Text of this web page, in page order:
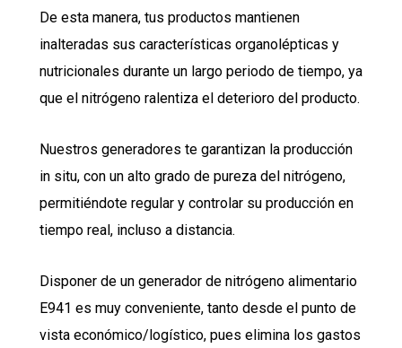
De esta manera, tus productos mantienen
inalteradas sus características organolépticas y
nutricionales durante un largo periodo de tiempo, ya
que el nitrógeno ralentiza el deterioro del producto.
Nuestros generadores te garantizan la producción
in situ, con un alto grado de pureza del nitrógeno,
permitiéndote regular y controlar su producción en
tiempo real, incluso a distancia.
Disponer de un generador de nitrógeno alimentario
E941 es muy conveniente, tanto desde el punto de
vista económico/logístico, pues elimina los gastos